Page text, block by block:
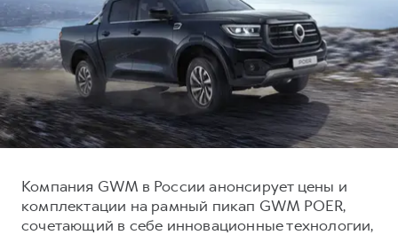
DARGO
от 3 199 000 ₽
DARGO X
от 3 499 000 ₽
F7
от 2 899 000 ₽
F7X
от 3 599 000 ₽
Тест-драйв
Трейд-ин
КРЕДИТ И СТРАХОВАНИЕ
Кредитный калькулятор
Кредит
СЕРВИСНОЕ ОБСЛУЖИВАНИЕ
Нулевое ТО
Программа «Помощь на дороге»
Регламенты технического обслуживания
Электронный ПТС
GWM Безопасность
О дилере
Наша команда
Контакты
Компания GWM в России анонсирует цены и
комплектации на рамный пикап GWM POER,
сочетающий в себе инновационные технологии,